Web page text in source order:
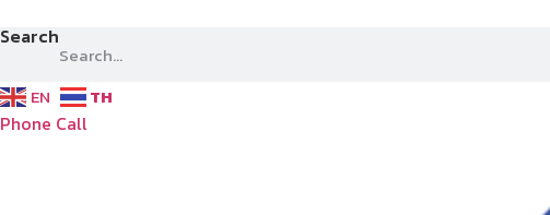
to
content
Search
EN TH
Phone Call